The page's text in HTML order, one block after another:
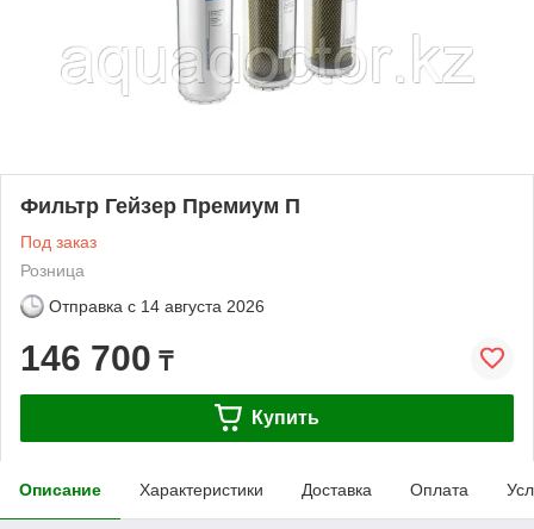
Фильтр Гейзер Премиум П
Под заказ
Розница
Отправка с 14 августа 2026
146 700 ₸
Купить
Описание Характеристики Доставка Оплата